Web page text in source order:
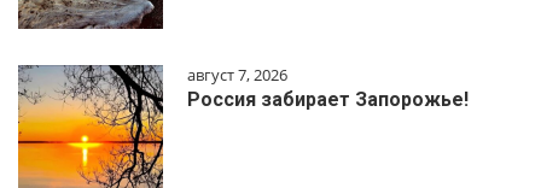
август 7, 2026
Россия забирает Запорожье!